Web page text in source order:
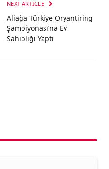
NEXT ARTICLE
Aliağa Türkiye Oryantiring
Şampiyonası’na Ev
Sahipliği Yaptı